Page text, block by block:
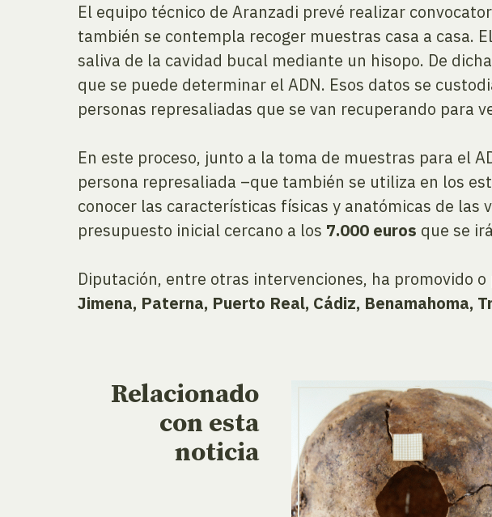
El equipo técnico de Aranzadi prevé realizar
también se contempla recoger muestras casa a casa.
saliva de la cavidad bucal mediante un hisopo. De
que se puede determinar el ADN. Esos datos se
personas represaliadas que se van recuperando para
En este proceso, junto a la toma de muestras para el
persona represaliada –que también se utiliza en los
conocer las características físicas y anatómicas de las
presupuesto inicial cercano a los 7.000 euros que se
Diputación, entre otras intervenciones, ha promovido
Jimena, Paterna, Puerto Real, Cádiz, Benamahoma,
Relacionado
con esta
noticia